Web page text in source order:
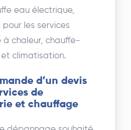
eau électrique,
les services
à chaleur, chauffe-
climatisation.
d’un devis
de
et chauffage